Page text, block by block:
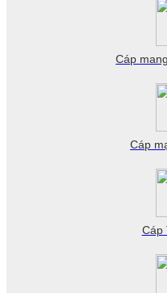
Cáp
Cáp
Cáp